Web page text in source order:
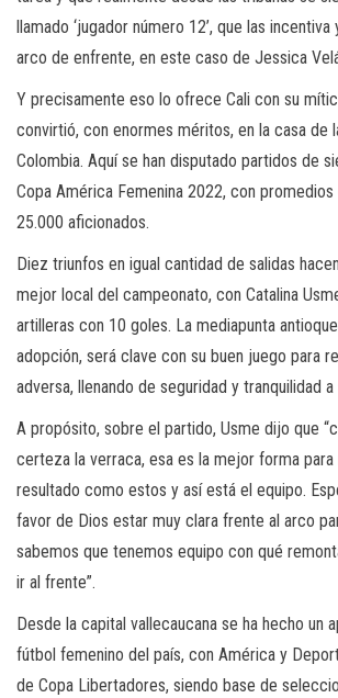
llamado ‘jugador número 12’, que las
arco de enfrente, en este caso de Jessica
Y precisamente eso lo ofrece Cali con su
convirtió, con enormes méritos, en la casa de
Colombia. Aquí se han disputado partidos de
Copa América Femenina 2022, con
25.000 aficionados.
Diez triunfos en igual cantidad de salidas
mejor local del campeonato, con Catalina
artilleras con 10 goles. La mediapunta
adopción, será clave con su buen juego para
adversa, llenando de seguridad y tranquilidad
A propósito, sobre el partido, Usme dijo que
certeza la verraca, esa es la mejor forma para
resultado como estos y así está el equipo.
favor de Dios estar muy clara frente al arco
sabemos que tenemos equipo con qué
ir al frente”.
Desde la capital vallecaucana se ha hecho un
fútbol femenino del país, con América y
de Copa Libertadores, siendo base de